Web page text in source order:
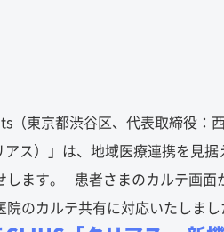
（東京都渋谷区、代表取締役：
アス）」は、地域医療連携を見
します。 患者さまのカルテ画面
院のカルテ共有に対応いたしま